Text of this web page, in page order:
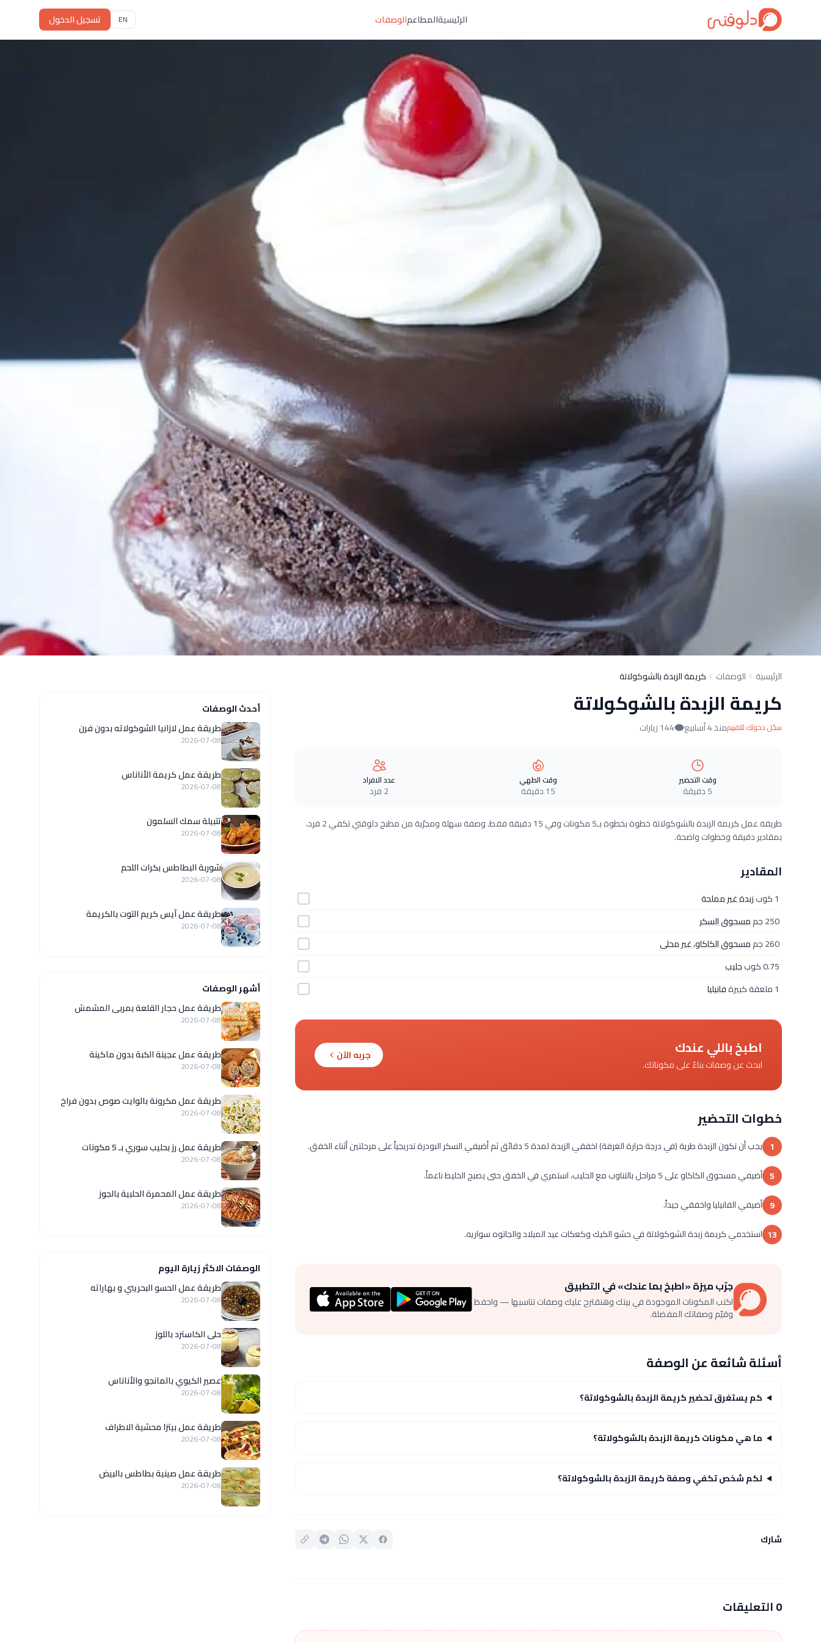
الرئيسيةالمطاعمالوصفات EN تسجيل الدخول
الرئيسية الوصفات كريمة الزبدة بالشوكولاتة
كريمة الزبدة بالشوكولاتة
سجّل دخولك للتقييممنذ 4 أسابيع 144 زيارات
وقت التحضير
5 دقيقة
وقت الطهي
15 دقيقة
عدد الافراد
2 فرد
طريقة عمل كريمة الزبدة بالشوكولاتة خطوة بخطوة بـ5 مكونات وفي 15 دقيقة فقط. وصفة سهلة ومجرّبة من مطبخ دلوقتي تكفي 2 فرد،
بمقادير دقيقة وخطوات واضحة.
المقادير
1 كوب
زبدة غير مملحة
250 جم
مسحوق السكر
260 جم
مسحوق الكاكاو، غير محلى
0.75 كوب
حليب
1 ملعقة كبيرة
فانيليا
اطبخ باللي عندك
ابحث عن وصفات بناءً على مكوناتك.
جربه الآن
خطوات التحضير
1 يجب أن تكون الزبدة طرية (في درجة حرارة الغرفة) اخفقي الزبدة لمدة 5 دقائق ثم أضيفي السكر البودرة تدريجياً على مرحلتين أثناء الخفق.
5 أضيفي مسحوق الكاكاو على 5 مراحل بالتناوب مع الحليب، استمري في الخفق حتى يصبح الخليط ناعماً.
9 أضيفي الفانيليا واخفقي جيداً.
13 استخدمي كريمة زبدة الشوكولاتة في حشو الكيك وكعكات عيد الميلاد والجاتوه سواريه.
جرّب ميزة «اطبخ بما عندك» في التطبيق
اكتب المكونات الموجودة في بيتك وهنقترح عليك وصفات تناسبها — واحفظ
وقيّم وصفاتك المفضلة.
أسئلة شائعة عن الوصفة
كم يستغرق تحضير كريمة الزبدة بالشوكولاتة؟
ما هي مكونات كريمة الزبدة بالشوكولاتة؟
لكم شخص تكفي وصفة كريمة الزبدة بالشوكولاتة؟
شارك
0 التعليقات
أحدث الوصفات
طريقة عمل لازانيا الشوكولاته بدون فرن
2026-07-08
طريقة عمل كريمة الأناناس
2026-07-08
تتبيلة سمك السلمون
2026-07-08
شوربة البطاطس بكرات اللحم
2026-07-08
طريقة عمل آيس كريم التوت بالكريمة
2026-07-08
أشهر الوصفات
طريقة عمل حجار القلعة بمربى المشمش
2026-07-08
طريقة عمل عجينة الكبة بدون ماكينة
2026-07-08
طريقة عمل مكرونة بالوايت صوص بدون فراخ
2026-07-08
طريقة عمل رز بحليب سوري بـ 5 مكونات
2026-07-08
طريقة عمل المحمرة الحلبية بالجوز
2026-07-08
الوصفات الاكثر زيارة اليوم
طريقة عمل الحسو البحريني و بهاراته
2026-07-08
حلى الكاسترد باللوز
2026-07-08
عصير الكيوي بالمانجو والأناناس
2026-07-08
طريقة عمل بيتزا محشية الاطراف
2026-07-08
طريقة عمل صينية بطاطس بالبيض
2026-07-08